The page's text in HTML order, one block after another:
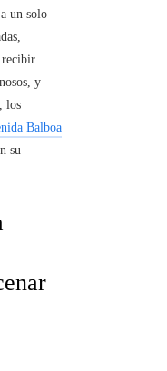
un solo
recibir
y
los
Balboa
su